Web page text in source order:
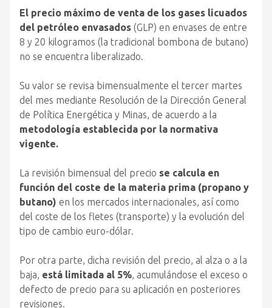
El precio máximo de venta de los gases licuados
del petróleo envasados (GLP) en envases de entre
8 y 20 kilogramos (la tradicional bombona de butano)
no se encuentra liberalizado.
Su valor se revisa bimensualmente el tercer martes
del mes mediante Resolución de la Dirección General
de Política Energética y Minas, de acuerdo a la
metodología establecida por la normativa
vigente.
La revisión bimensual del precio se calcula en
función del coste de la materia prima (propano y
butano) en los mercados internacionales, así como
del coste de los fletes (transporte) y la evolución del
tipo de cambio euro-dólar.
Por otra parte, dicha revisión del precio, al alza o a la
baja, está limitada al 5%, acumulándose el exceso o
defecto de precio para su aplicación en posteriores
revisiones.